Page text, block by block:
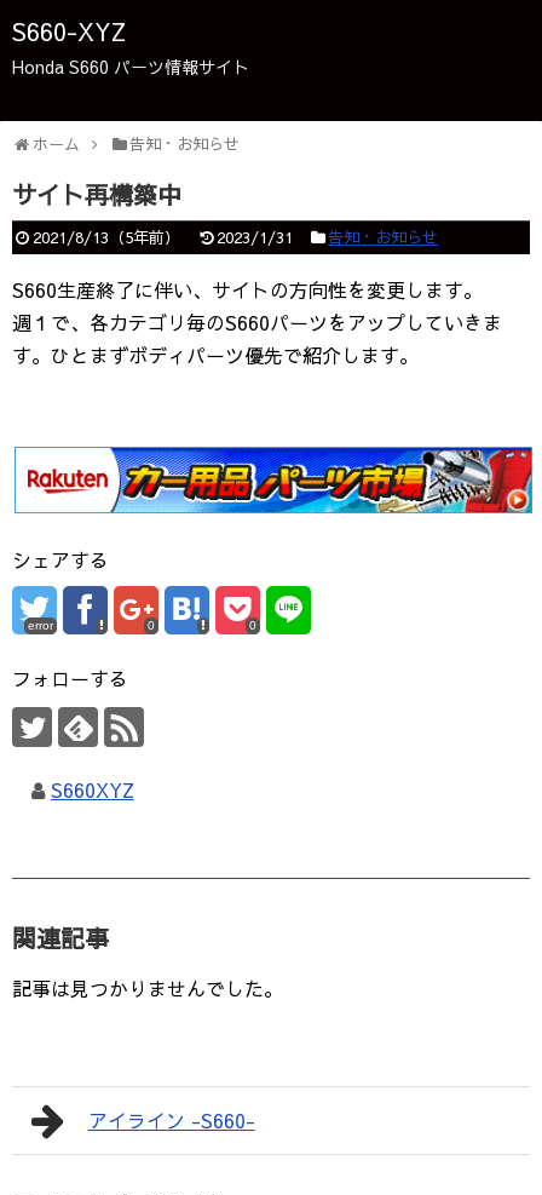
S660-XYZ
Honda S660 パーツ情報サイト
ホーム 告知・お知らせ
サイト再構築中
2021/8/13 （5年前） 2023/1/31 告知・お知らせ
S660生産終了に伴い、サイトの方向性を変更します。
週１で、各カテゴリ毎のS660パーツをアップしていきま
す。ひとまずボディパーツ優先で紹介します。
シェアする
error 0 0
フォローする
S660XYZ
関連記事
記事は見つかりませんでした。
アイライン -S660-